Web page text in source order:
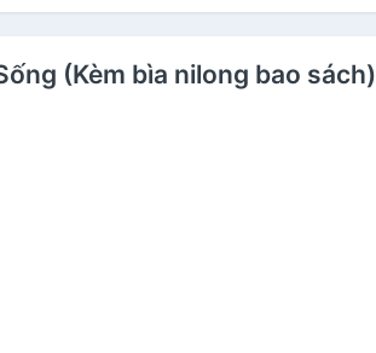
(Kèm bìa nilong bao sách)